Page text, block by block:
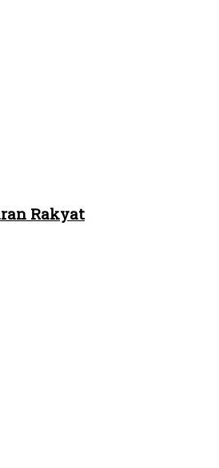
Rakyat